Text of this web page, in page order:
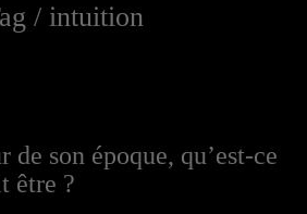
/ intuition
de son époque, qu’est-ce
être ?